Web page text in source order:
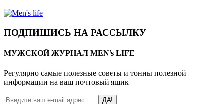
ПОДПИШИСЬ НА РАССЫЛКУ
МУЖСКОЙ ЖУРНАЛ MEN’s LIFE
Регулярно самые полезные советы и тонны полезной
информации на ваш почтовый ящик
ДА!